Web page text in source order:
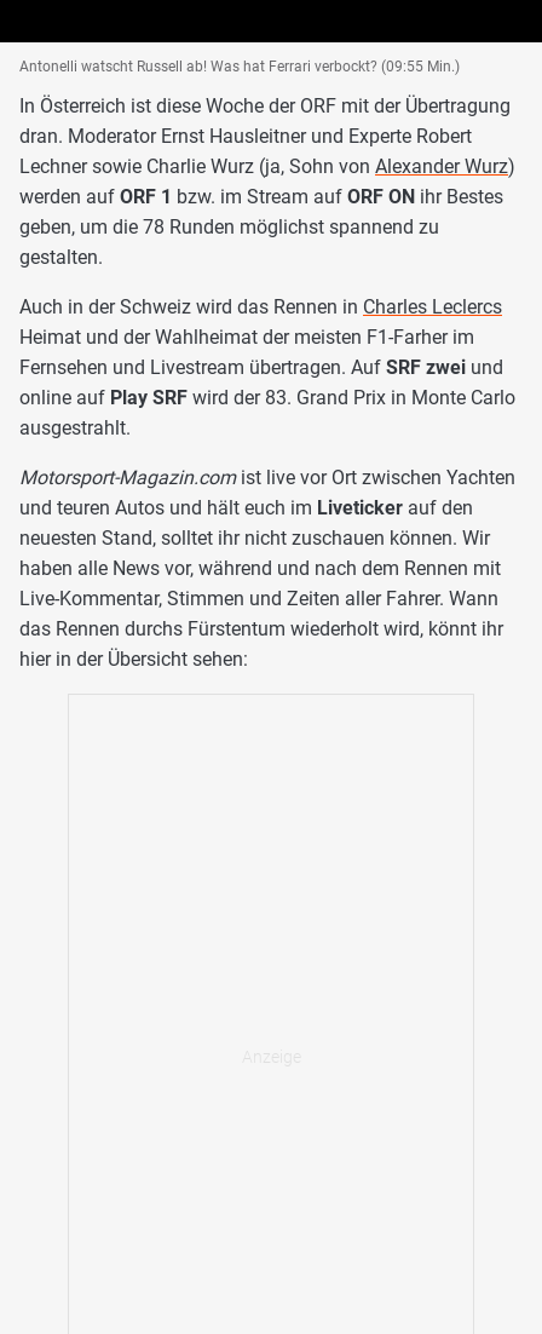
Antonelli watscht Russell ab! Was hat Ferrari verbockt? (09:55 Min.)
In Österreich ist diese Woche der ORF mit der Übertragung
dran. Moderator Ernst Hausleitner und Experte Robert
Lechner sowie Charlie Wurz (ja, Sohn von Alexander Wurz)
werden auf ORF 1 bzw. im Stream auf ORF ON ihr Bestes
geben, um die 78 Runden möglichst spannend zu
gestalten.
Auch in der Schweiz wird das Rennen in Charles Leclercs
Heimat und der Wahlheimat der meisten F1-Farher im
Fernsehen und Livestream übertragen. Auf SRF zwei und
online auf Play SRF wird der 83. Grand Prix in Monte Carlo
ausgestrahlt.
Motorsport-Magazin.com ist live vor Ort zwischen Yachten
und teuren Autos und hält euch im Liveticker auf den
neuesten Stand, solltet ihr nicht zuschauen können. Wir
haben alle News vor, während und nach dem Rennen mit
Live-Kommentar, Stimmen und Zeiten aller Fahrer. Wann
das Rennen durchs Fürstentum wiederholt wird, könnt ihr
hier in der Übersicht sehen: